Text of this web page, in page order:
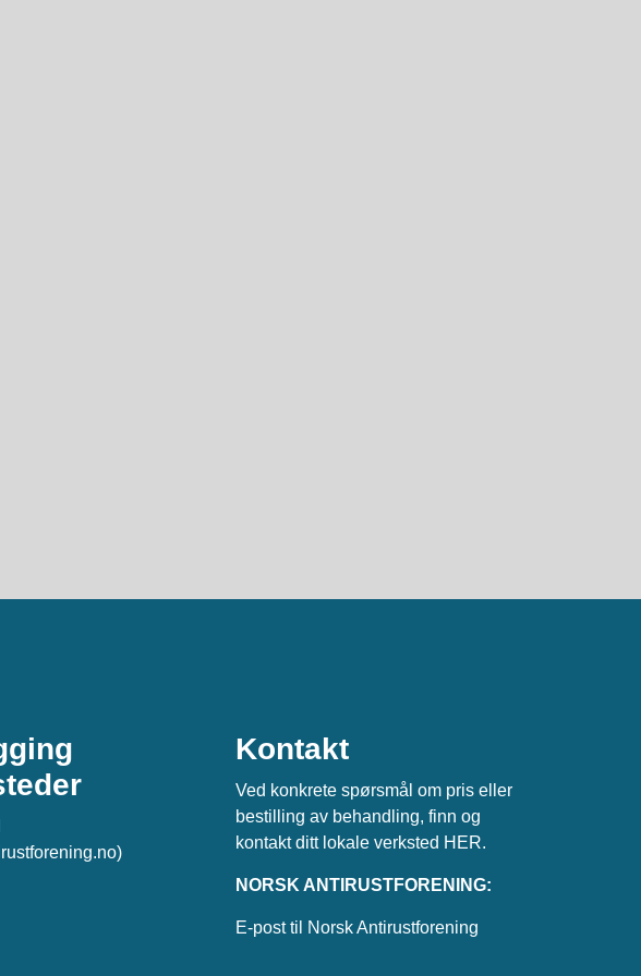
Kontakt
Ved konkrete spørsmål om pris eller
bestilling av behandling, finn og
kontakt ditt lokale verksted HER.
NORSK ANTIRUSTFORENING:
E-post til Norsk Antirustforening